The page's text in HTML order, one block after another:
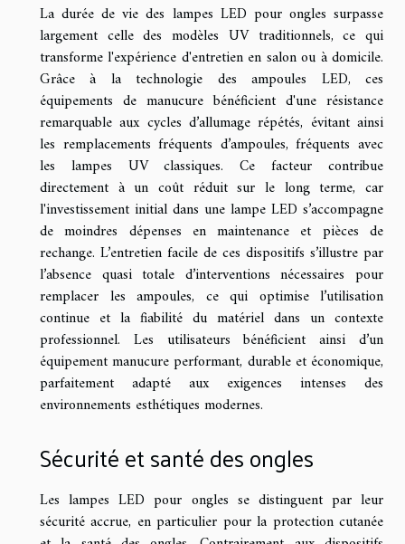
La durée de vie des lampes LED pour ongles surpasse
largement celle des modèles UV traditionnels, ce qui
transforme l'expérience d'entretien en salon ou à domicile.
Grâce à la technologie des ampoules LED, ces
équipements de manucure bénéficient d'une résistance
remarquable aux cycles d’allumage répétés, évitant ainsi
les remplacements fréquents d’ampoules, fréquents avec
les lampes UV classiques. Ce facteur contribue
directement à un coût réduit sur le long terme, car
l'investissement initial dans une lampe LED s’accompagne
de moindres dépenses en maintenance et pièces de
rechange. L’entretien facile de ces dispositifs s’illustre par
l’absence quasi totale d’interventions nécessaires pour
remplacer les ampoules, ce qui optimise l’utilisation
continue et la fiabilité du matériel dans un contexte
professionnel. Les utilisateurs bénéficient ainsi d’un
équipement manucure performant, durable et économique,
parfaitement adapté aux exigences intenses des
environnements esthétiques modernes.
Sécurité et santé des ongles
Les lampes LED pour ongles se distinguent par leur
sécurité accrue, en particulier pour la protection cutanée